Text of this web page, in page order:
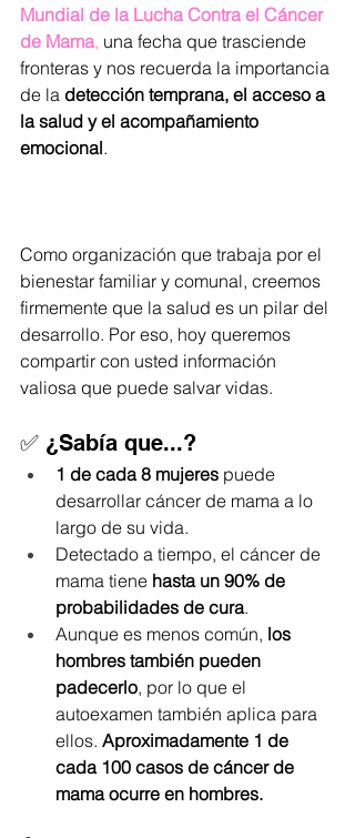
Mundial de la Lucha Contra el Cáncer
de Mama, una fecha que trasciende
fronteras y nos recuerda la importancia
de la detección temprana, el acceso a
la salud y el acompañamiento
emocional.
Como organización que trabaja por el
bienestar familiar y comunal, creemos
firmemente que la salud es un pilar del
desarrollo. Por eso, hoy queremos
compartir con usted información
valiosa que puede salvar vidas.
✅ ¿Sabía que...?
1 de cada 8 mujeres puede
desarrollar cáncer de mama a lo
largo de su vida.
Detectado a tiempo, el cáncer de
mama tiene hasta un 90% de
probabilidades de cura.
Aunque es menos común, los
hombres también pueden
padecerlo, por lo que el
autoexamen también aplica para
ellos. Aproximadamente 1 de
cada 100 casos de cáncer de
mama ocurre en hombres.